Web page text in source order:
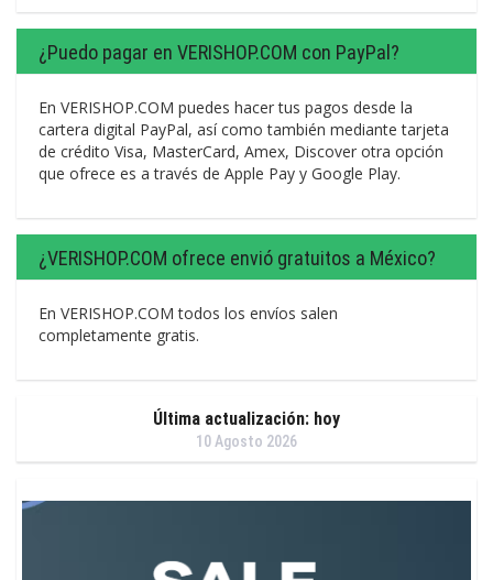
¿Puedo pagar en VERISHOP.COM con PayPal?
En VERISHOP.COM puedes hacer tus pagos desde la
cartera digital PayPal, así como también mediante tarjeta
de crédito Visa, MasterCard, Amex, Discover otra opción
que ofrece es a través de Apple Pay y Google Play.
¿VERISHOP.COM ofrece envió gratuitos a México?
En VERISHOP.COM todos los envíos salen
completamente gratis.
Última actualización: hoy
10 Agosto 2026